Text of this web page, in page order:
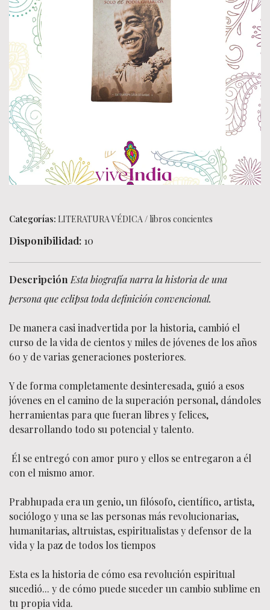
Categorías: LITERATURA VÉDICA/ libros concientes
Disponibilidad: 10
Descripción Esta biografía narra la historia de una
persona que eclipsa toda definición convencional.
De manera casi inadvertida por la historia, cambió el
curso de la vida de cientos y miles de jóvenes de los años
60 y de varias generaciones posteriores.
Y de forma completamente desinteresada, guió a esos
jóvenes en el camino de la superación personal, dándoles
herramientas para que fueran libres y felices,
desarrollando todo su potencial y talento.
Él se entregó con amor puro y ellos se entregaron a él
con el mismo amor.
Prabhupada era un genio, un filósofo, científico, artista,
sociólogo y una se las personas más revolucionarias,
humanitarias, altruistas, espiritualistas y defensor de la
vida y la paz de todos los tiempos
Esta es la historia de cómo esa revolución espiritual
sucedió... y de cómo puede suceder un cambio sublime en
tu propia vida.